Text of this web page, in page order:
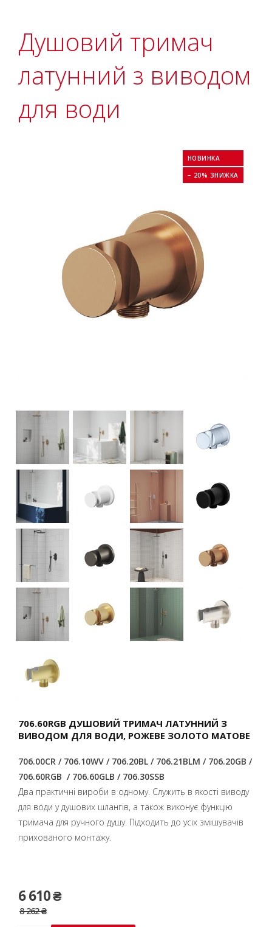
Душовий тримач
латунний з виводом
для води
НОВИНКА
− 20% ЗНИЖКА
706.60RGB ДУШОВИЙ ТРИМАЧ ЛАТУННИЙ З
ВИВОДОМ ДЛЯ ВОДИ, PОЖЕВЕ ЗОЛОТО МАТОВЕ
706.00CR / 706.10WV / 706.20BL / 706.21BLM / 706.20GB /
706.60RGB / 706.60GLB / 706.30SSB
Два практичні вироби в одному. Служить в якості виводу
для води у душових шлангів, а також виконує функцію
тримача для ручного душу. Підходить до усіх змішувачів
прихованого монтажу.
6 610 ₴
8 262 ₴